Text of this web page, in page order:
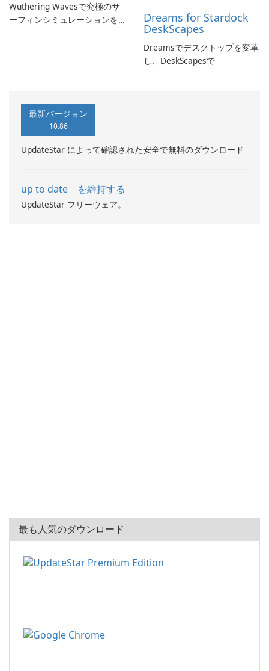
Wuthering Wavesで究極のサ
ーフィンシミュレーションを
Dreams for Stardock
DeskScapes
Dreamsでデスクトップを変革
し、DeskScapesで
最新バージョン
10.86
UpdateStar によって確認された安全で無料のダウンロード
up to date を維持する
UpdateStar フリーウェア。
最も人気のダウンロード